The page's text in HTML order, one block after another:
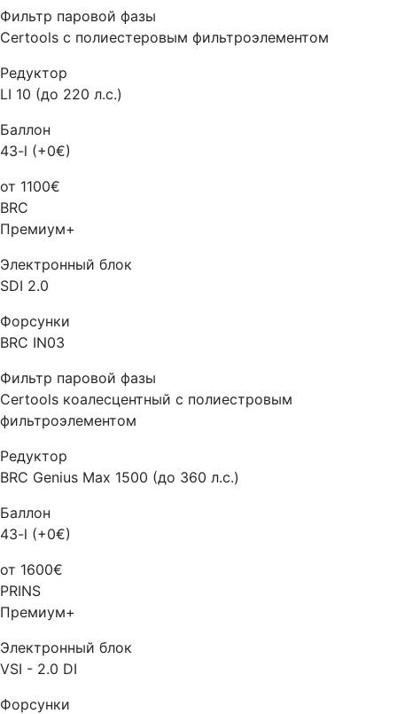
Фильтр паровой фазы
Certools с полиестеровым фильтроэлементом
Редуктор
LI 10 (до 220 л.с.)
Баллон
43-l (+0€)
от 1100€
BRC
Премиум+
Электронный блок
SDI 2.0
Форсунки
BRC IN03
Фильтр паровой фазы
Certools коалесцентный с полиестровым
фильтроэлементом
Редуктор
BRC Genius Max 1500 (до 360 л.с.)
Баллон
43-l (+0€)
от 1600€
PRINS
Премиум+
Электронный блок
VSI - 2.0 DI
Форсунки